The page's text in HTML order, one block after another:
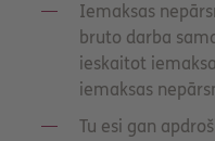
Iemaksas
bruto darba
ieskaitot
iemaksas
Tu esi gan